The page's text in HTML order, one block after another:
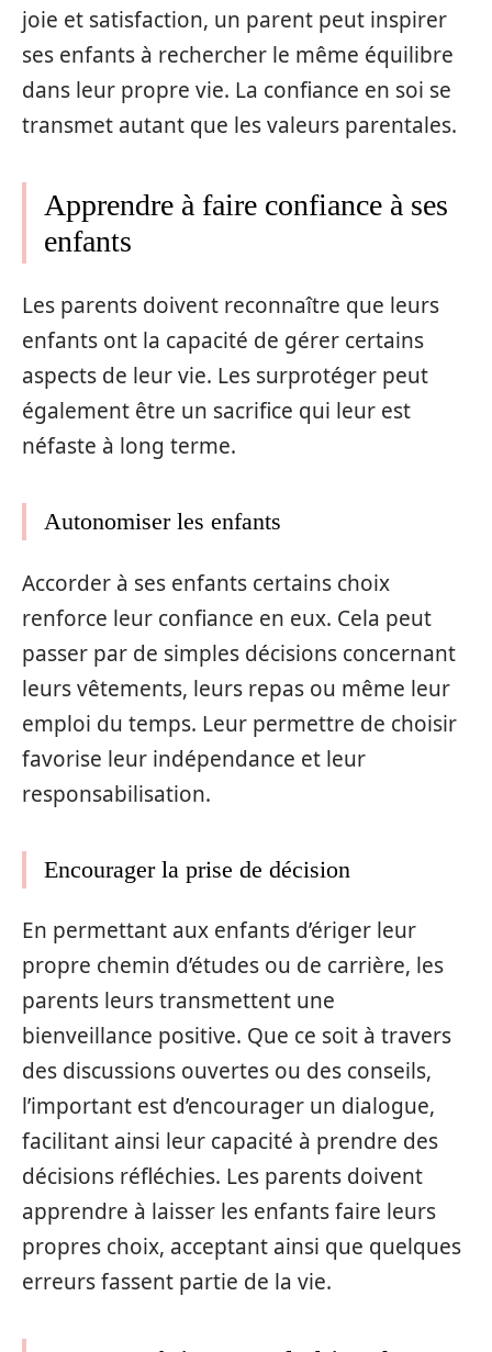
joie et satisfaction, un parent peut inspirer
ses enfants à rechercher le même équilibre
dans leur propre vie. La confiance en soi se
transmet autant que les valeurs parentales.
Apprendre à faire confiance à ses
enfants
Les parents doivent reconnaître que leurs
enfants ont la capacité de gérer certains
aspects de leur vie. Les surprotéger peut
également être un sacrifice qui leur est
néfaste à long terme.
Autonomiser les enfants
Accorder à ses enfants certains choix
renforce leur confiance en eux. Cela peut
passer par de simples décisions concernant
leurs vêtements, leurs repas ou même leur
emploi du temps. Leur permettre de choisir
favorise leur indépendance et leur
responsabilisation.
Encourager la prise de décision
En permettant aux enfants d’ériger leur
propre chemin d’études ou de carrière, les
parents leurs transmettent une
bienveillance positive. Que ce soit à travers
des discussions ouvertes ou des conseils,
l’important est d’encourager un dialogue,
facilitant ainsi leur capacité à prendre des
décisions réfléchies. Les parents doivent
apprendre à laisser les enfants faire leurs
propres choix, acceptant ainsi que quelques
erreurs fassent partie de la vie.